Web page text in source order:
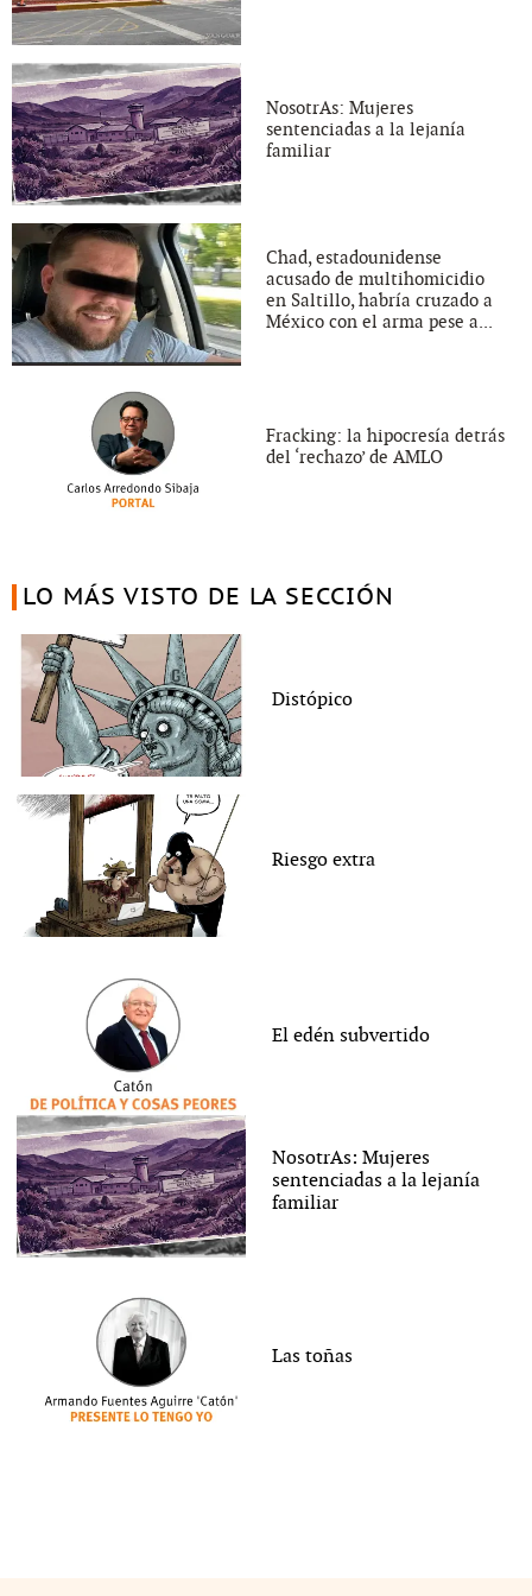
NosotrAs: Mujeres
sentenciadas a la lejanía
familiar
Chad, estadounidense
acusado de multihomicidio
en Saltillo, habría cruzado a
México con el arma pese a...
Fracking: la hipocresía detrás
del ‘rechazo’ de AMLO
LO MÁS VISTO DE LA SECCIÓN
Distópico
Riesgo extra
El edén subvertido
NosotrAs: Mujeres
sentenciadas a la lejanía
familiar
Las toñas